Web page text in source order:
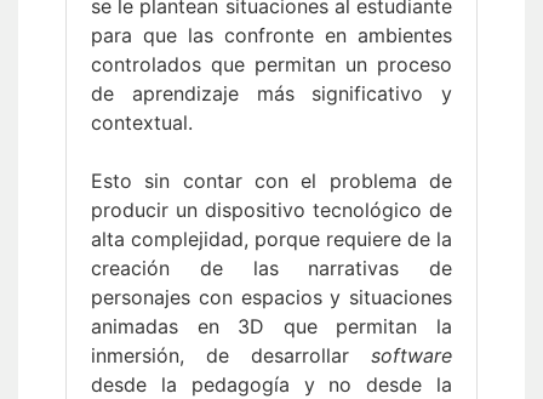
se le plantean situaciones al estudiante
para que las confronte en ambientes
controlados que permitan un proceso
de aprendizaje más significativo y
contextual.
Esto sin contar con el problema de
producir un dispositivo tecnológico de
alta complejidad, porque requiere de la
creación de las narrativas de
personajes con espacios y situaciones
animadas en 3D que permitan la
inmersión, de desarrollar software
desde la pedagogía y no desde la